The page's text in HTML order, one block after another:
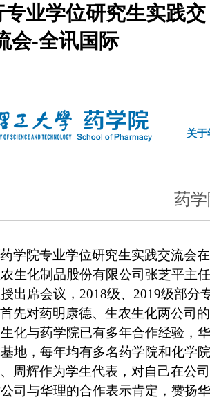
业学位研究生实践交
会-全讯国际
关于
药
学院专业学位研究生实践交流会
生化制品股份有限公司张芝平主
出席会议， 2018级、 2019级部分
先对药明康德、生农生化两公司
化与药学院已有多年合作经验，
地，每年均有多名药学院和化学
周辉作为学生代表，对自己在公
司与华理的合作表示肯定，赞扬